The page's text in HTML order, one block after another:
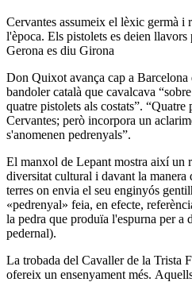
Cervantes assumeix el lèxic germà i
l'època. Els pistolets es deien
Gerona es diu Girona
Don Quixot avança cap a
bandoler català que cavalcava
quatre pistolets als costats”. “Quatre
Cervantes; però incorpora un
s'anomenen pedrenyals”.
El manxol de Lepant mostra així un
diversitat cultural i davant la manera
terres on envia el seu enginyós
«pedrenyal» feia, en efecte,
la pedra que produïa l'espurna per a
pedernal).
La trobada del Cavaller de la Trista
ofereix un ensenyament més.